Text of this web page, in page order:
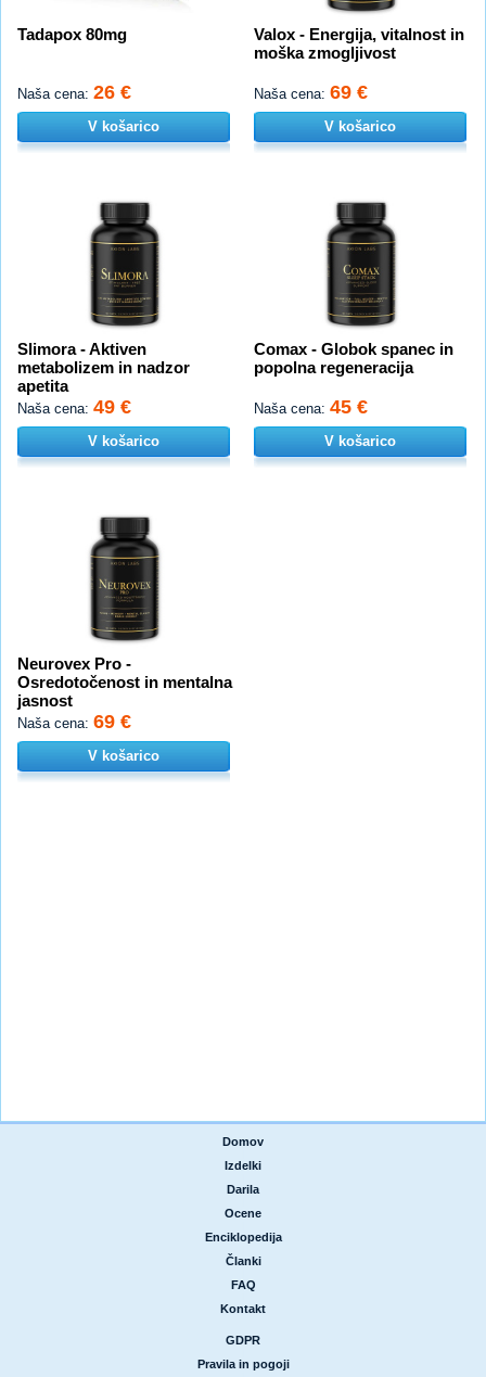
Tadapox 80mg
Naša cena: 26 €
V košarico
Valox - Energija, vitalnost in
moška zmogljivost
Naša cena: 69 €
V košarico
Slimora - Aktiven
metabolizem in nadzor
apetita
Naša cena: 49 €
V košarico
Comax - Globok spanec in
popolna regeneracija
Naša cena: 45 €
V košarico
Neurovex Pro -
Osredotočenost in mentalna
jasnost
Naša cena: 69 €
V košarico
Domov
Izdelki
Darila
Ocene
Enciklopedija
Članki
FAQ
Kontakt
GDPR
Pravila in pogoji